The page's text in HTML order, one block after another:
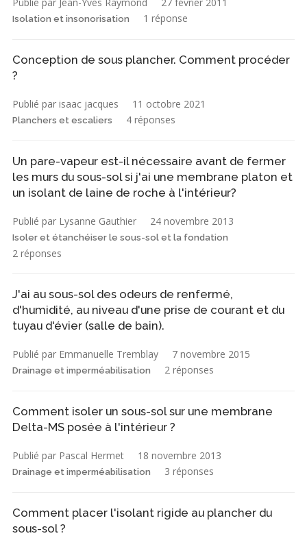
Isolation et insonorisation 1 réponse
Conception de sous plancher. Comment procéder
?
Publié par isaac jacques 11 octobre 2021
Planchers et escaliers 4 réponses
Un pare-vapeur est-il nécessaire avant de fermer
les murs du sous-sol si j'ai une membrane platon et
un isolant de laine de roche à l'intérieur?
Publié par Lysanne Gauthier 24 novembre 2013
Isoler et étanchéiser le sous-sol et la fondation
2 réponses
J'ai au sous-sol des odeurs de renfermé,
d'humidité, au niveau d'une prise de courant et du
tuyau d'évier (salle de bain).
Publié par Emmanuelle Tremblay 7 novembre 2015
Drainage et imperméabilisation 2 réponses
Comment isoler un sous-sol sur une membrane
Delta-MS posée à l'intérieur ?
Publié par Pascal Hermet 18 novembre 2013
Drainage et imperméabilisation 3 réponses
Comment placer l'isolant rigide au plancher du
sous-sol ?